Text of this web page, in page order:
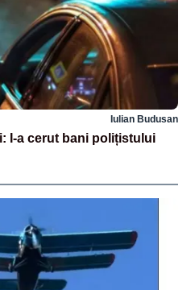
Iulian Budusan
I-a cerut bani polițistului